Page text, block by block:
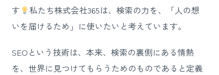
す
私たち株式会社365は、検索の力を、「人の想
いを届けるため」に使いたいと考えています。
SEOという技術は、本来、検索の裏側にある情熱
を、世界に見つけてもらうためのものであると定義